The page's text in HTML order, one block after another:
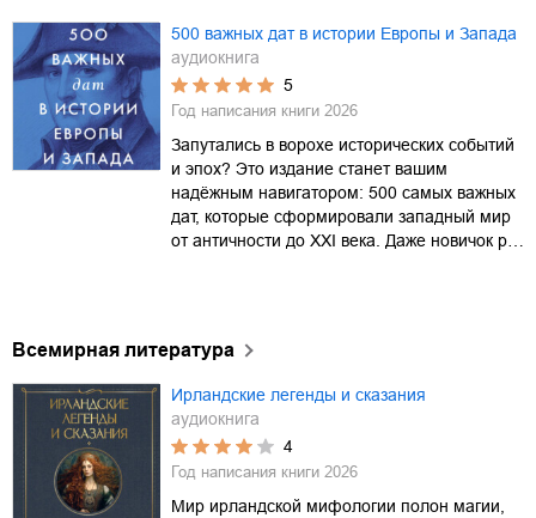
500 важных дат в истории Европы и Запада
аудиокнига
5
Год написания книги 2026
Запутались в ворохе исторических событий
и эпох? Это издание станет вашим
надёжным навигатором: 500 самых важных
дат, которые сформировали западный мир
от античности до XXI века. Даже новичок р…
Всемирная литература
Ирландские легенды и сказания
аудиокнига
4
Год написания книги 2026
Мир ирландской мифологии полон магии,